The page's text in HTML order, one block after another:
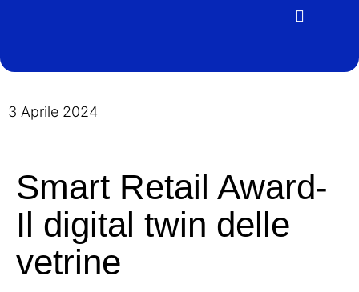
3 Aprile 2024
Smart Retail Award-
Il digital twin delle
vetrine